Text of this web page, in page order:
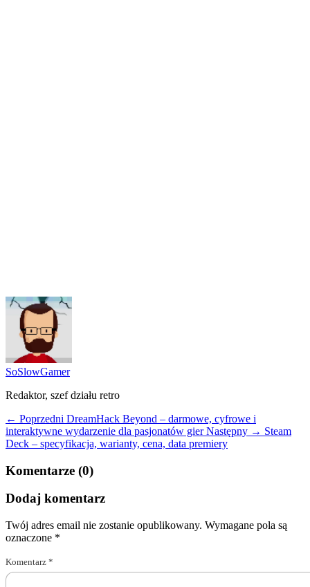
SoSlowGamer
Redaktor, szef działu retro
← Poprzedni DreamHack Beyond – darmowe, cyfrowe i
interaktywne wydarzenie dla pasjonatów gier Następny → Steam
Deck – specyfikacja, warianty, cena, data premiery
Komentarze (0)
Dodaj komentarz
Twój adres email nie zostanie opublikowany. Wymagane pola są
oznaczone *
Komentarz *